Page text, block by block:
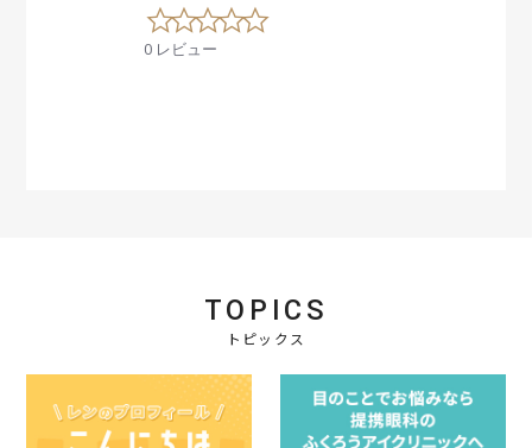
0
.
0 レビュー
TOPICS
トピックス